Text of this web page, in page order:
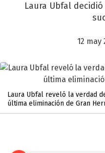
Laura Ubfal
12 may
Laura Ubfal reveló la verdad
última eliminación de Gran